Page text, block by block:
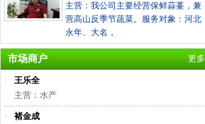
主营：我公司主要经营保鲜蒜薹，兼
营高山反季节蔬菜。服务对象：河北
永年、大名，
市场商户 更多
·
王乐全
主营：水产
·
褚金成